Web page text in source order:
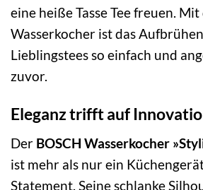
eine heiße Tasse Tee freuen. Mit
Wasserkocher ist das
Lieblingstees so einfach und
zuvor.
Eleganz trifft auf
Der BOSCH Wasserkocher
ist mehr als nur ein
Statement. Seine schlanke